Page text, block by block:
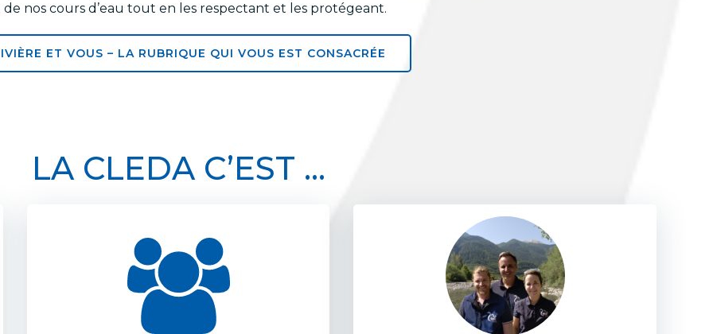
nos cours d’eau tout en les respectant et les protégeant.
ET VOUS – LA RUBRIQUE QUI VOUS EST CONSACRÉE
LA CLEDA C’EST …